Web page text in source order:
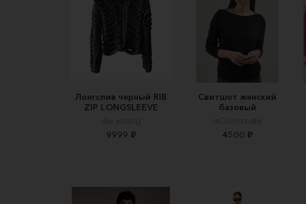
Лонгслив черный RIB
ZIP LONGSLEEVE
die young
9999 ₽
Свитшот женский
базовый
mOoncreate
4500 ₽